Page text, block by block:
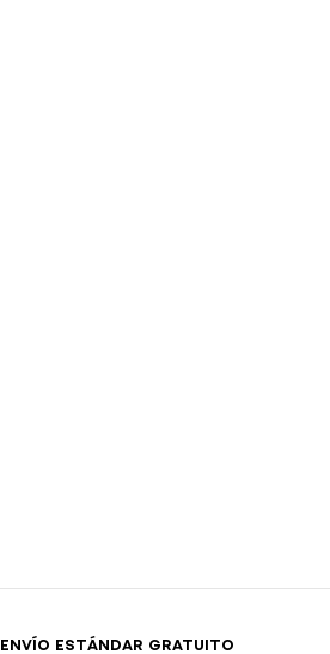
ENVÍO ESTÁNDAR GRATUITO